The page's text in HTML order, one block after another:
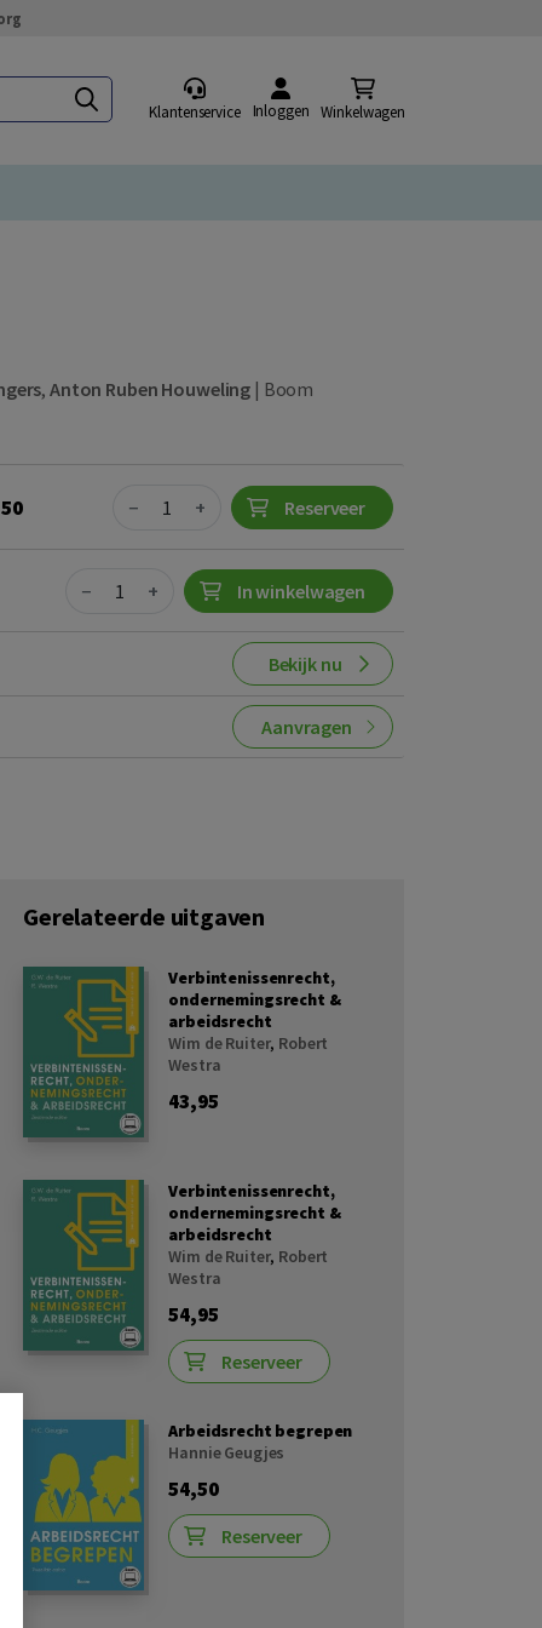
Klantenservice Inloggen Winkelwagen
, Anton Ruben Houweling | Boom
Quantity
− + Reserveer
Quantity
− + In winkelwagen
Bekijk nu
Aanvragen
Gerelateerde uitgaven
Verbintenissenrecht,
ondernemingsrecht &
arbeidsrecht
Wim de Ruiter, Robert
Westra
43,95
Verbintenissenrecht,
ondernemingsrecht &
arbeidsrecht
Wim de Ruiter, Robert
Westra
54,95
Reserveer
Arbeidsrecht begrepen
Hannie Geugjes
54,50
Reserveer